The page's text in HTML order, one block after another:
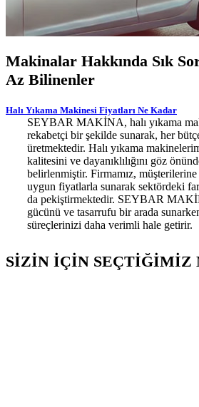
Makinalar Hakkında Sık
Az Bilinenler
Halı Yıkama Makinesi Fiyatları Ne Kadar
SEYBAR MAKİNA, halı yıkama
rekabetçi bir şekilde sunarak, her
üretmektedir. Halı yıkama
kalitesini ve dayanıklılığını göz
belirlenmiştir. Firmamız, müşterilerine
uygun fiyatlarla sunarak sektördeki
da pekiştirmektedir. SEYBAR
gücünü ve tasarrufu bir arada
süreçlerinizi daha verimli hale getirir.
SİZİN İÇİN SEÇTİĞİMİZ